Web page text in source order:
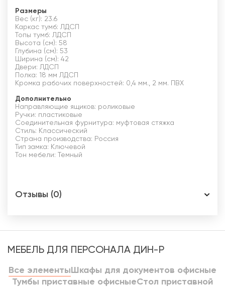
Размеры
Вес (кг): 23.6
Каркас тумб: ЛДСП
Топы тумб: ЛДСП
Высота (см): 58
Глубина (см): 53
Ширина (см): 42
Двери: ЛДСП
Полка: 18 мм ЛДСП
Кромка рабочих поверхностей: 0,4 мм., 2 мм. ПВХ
Дополнительно
Направляющие ящиков: роликовые
Ручки: пластиковые
Соединительная фурнитура: муфтовая стяжка
Стиль: Классический
Страна производства: Россия
Тип замка: Ключевой
Тон мебели: Темный
Отзывы (0)
МЕБЕЛЬ ДЛЯ ПЕРСОНАЛА ДИН-Р
Все элементы Шкафы для документов офисные
Тумбы приставные офисныеСтол приставной